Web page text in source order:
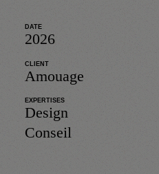
DATE
2026
CLIENT
Amouage
EXPERTISES
Design
Conseil